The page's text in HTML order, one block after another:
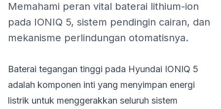
Memahami peran vital baterai lithium-ion
pada IONIQ 5, sistem pendingin cairan, dan
mekanisme perlindungan otomatisnya.
Baterai tegangan tinggi pada Hyundai IONIQ 5
adalah komponen inti yang menyimpan energi
listrik untuk menggerakkan seluruh sistem